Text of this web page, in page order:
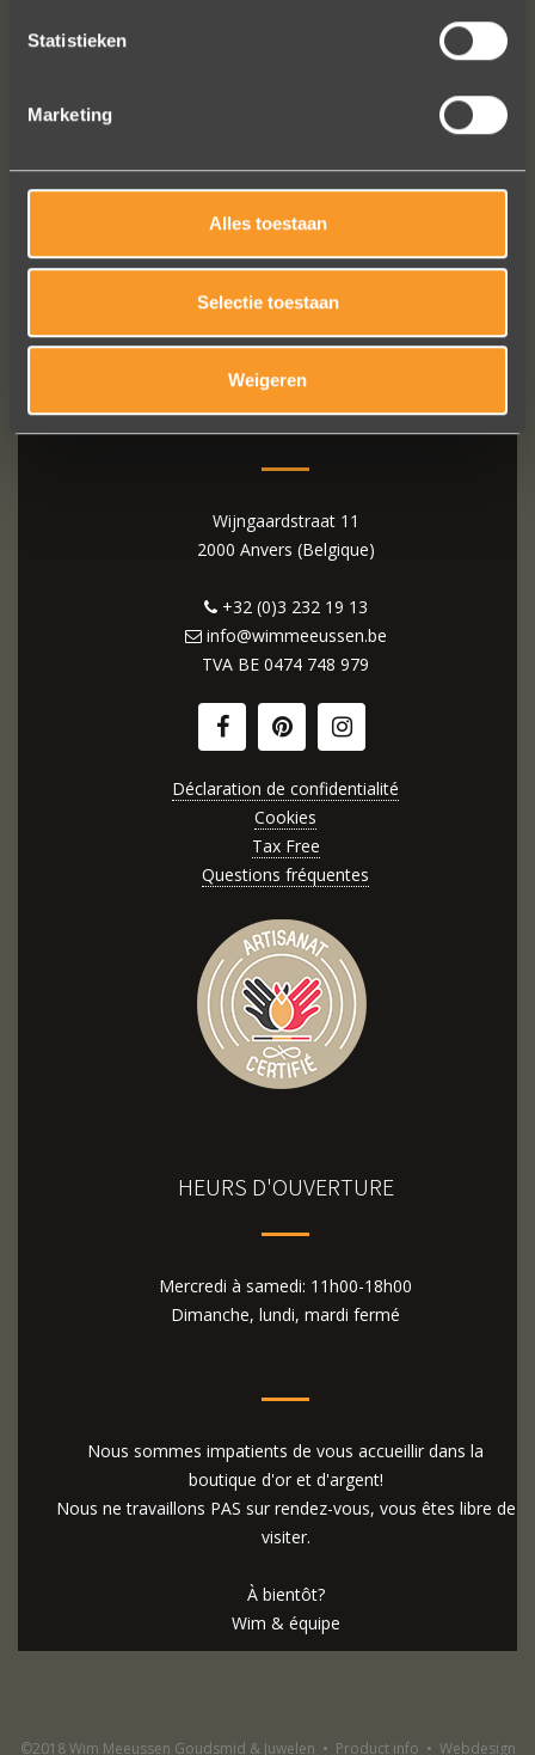
Statistieken
Marketing
Alles toestaan
Selectie toestaan
Weigeren
WIM MEEUSSEN
Wijngaardstraat 11
2000 Anvers (Belgique)
+32 (0)3 232 19 13
info@wimmeeussen.be
TVA BE 0474 748 979
Déclaration de confidentialité
Cookies
Tax Free
Questions fréquentes
HEURS D'OUVERTURE
Mercredi à samedi: 11h00-18h00
Dimanche, lundi, mardi fermé
Nous sommes impatients de vous accueillir dans la
boutique d'or et d'argent!
Nous ne travaillons PAS sur rendez-vous, vous êtes libre de
visiter.
À bientôt?
Wim & équipe
©2018 Wim Meeussen Goudsmid & Juwelen • Product info • Webdesign